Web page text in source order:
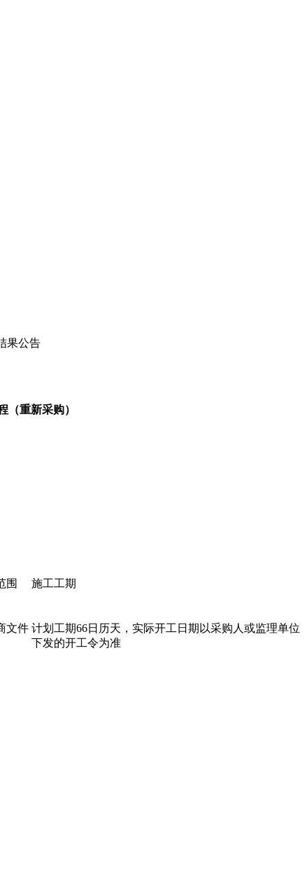
果公告
（重新采购）
围 施工工期
文件 计划工期66日历天，实际开工日期以采购人或监理单位
下发的开工令为准